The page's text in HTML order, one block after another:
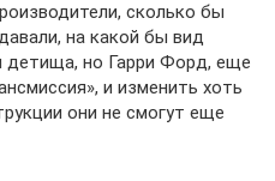
сколько бы
на какой бы вид
детища, но Гарри Форд, еще
и изменить хоть
они не смогут еще